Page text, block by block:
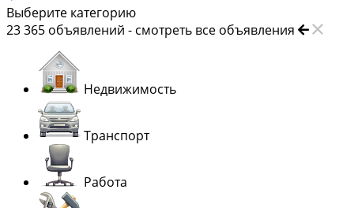
Выберите категорию
23 365 объявлений - смотреть все объявления
Недвижимость
Транспорт
Работа